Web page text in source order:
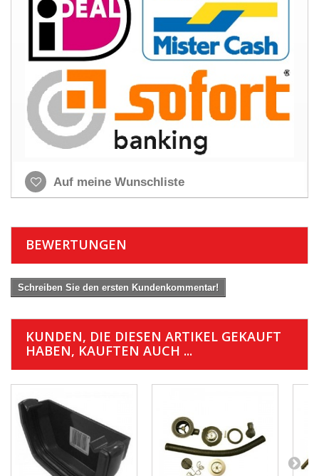
Auf meine Wunschliste
BEWERTUNGEN
Schreiben Sie den ersten Kundenkommentar!
KUNDEN, DIE DIESEN ARTIKEL GEKAUFT
HABEN, KAUFTEN AUCH ...